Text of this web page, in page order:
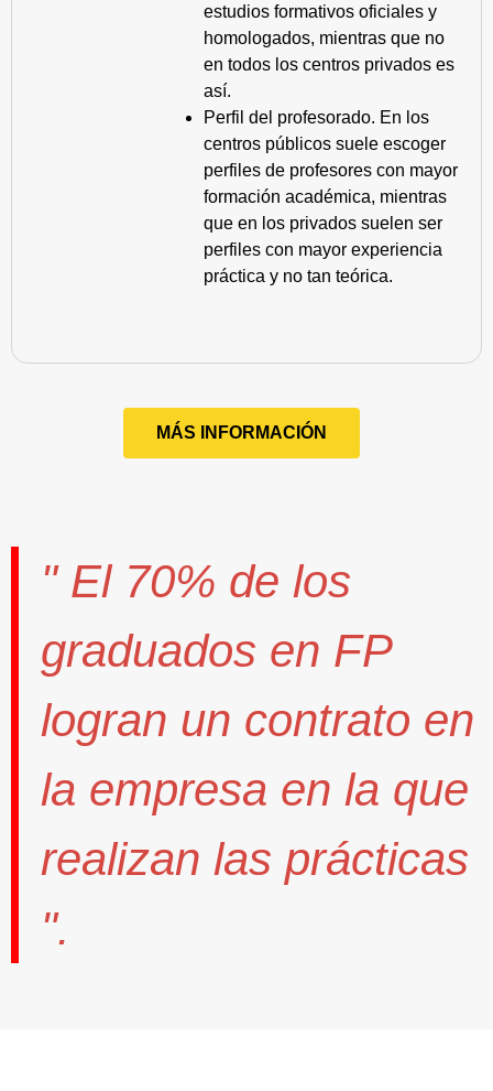
estudios formativos oficiales y
homologados, mientras que no
en todos los centros privados es
así.
Perfil del profesorado. En los
centros públicos suele escoger
perfiles de profesores con mayor
formación académica, mientras
que en los privados suelen ser
perfiles con mayor experiencia
práctica y no tan teórica.
MÁS INFORMACIÓN
" El 70% de los
graduados en FP
logran un contrato en
la empresa en la que
realizan las prácticas
".